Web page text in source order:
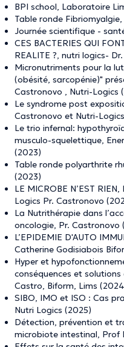
BPI school, Laboratoire
Table ronde
Journée scientifique -
CES BACTERIES QUI
REALITE ?, nutri logics-
Micronutriments pour la
(obésité, sarcopénie)"
Castronovo , Nutri-Logics
Le syndrome post
Castronovo et Nutri-
Le trio infernal:
musculo-squelettique,
(2023)
Table ronde polyarthrite
(2023)
LE MICROBE N’EST
Logics Pr. Castronovo
La Nutrithérapie dans
oncologie, Pr. Castronovo
L’EPIDEMIE D'AUTO
Catherine Godisiabois
Hyper et
conséquences et
Castro, Biform, Lims
SIBO, IMO et ISO : Cas
Nutri Logics (2025)
Détection, prévention et
microbiote intestinal, Prof